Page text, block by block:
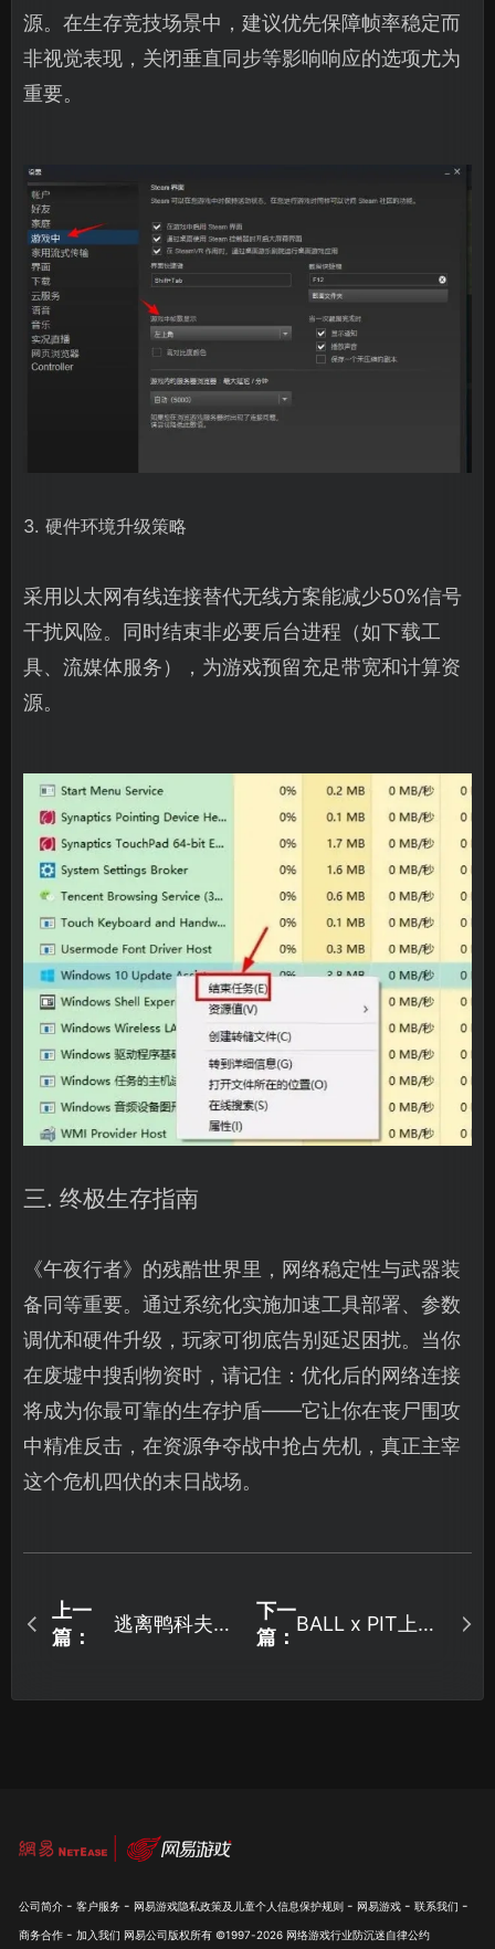
源。在生存竞技场景中，建议优先保障帧率稳定而
非视觉表现，关闭垂直同步等影响响应的选项尤为
重要。
3. 硬件环境升级策略
采用以太网有线连接替代无线方案能减少50%信号
干扰风险。同时结束非必要后台进程（如下载工
具、流媒体服务），为游戏预留充足带宽和计算资
源。
三. 终极生存指南
《午夜行者》的残酷世界里，网络稳定性与武器装
备同等重要。通过系统化实施加速工具部署、参数
调优和硬件升级，玩家可彻底告别延迟困扰。当你
在废墟中搜刮物资时，请记住：优化后的网络连接
将成为你最可靠的生存护盾——它让你在丧尸围攻
中精准反击，在资源争夺战中抢占先机，真正主宰
这个危机四伏的末日战场。
上一
篇：
逃离鸭科夫上
下一
篇：
BALL x PIT上线
公司简介 - 客户服务 - 网易游戏隐私政策及儿童个人信息保护规则 - 网易游戏 - 联系我们 -
商务合作 - 加入我们 网易公司版权所有 ©1997-2026 网络游戏行业防沉迷自律公约